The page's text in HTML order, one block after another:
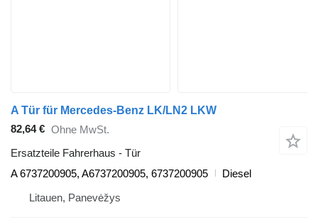
A Tür für Mercedes-Benz LK/LN2 LKW
82,64 € Ohne MwSt.
Ersatzteile Fahrerhaus - Tür
A 6737200905, A6737200905, 6737200905
Diesel
Litauen, Panevėžys